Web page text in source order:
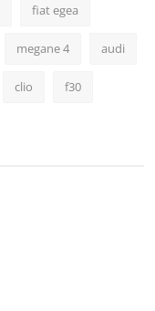
fiat egea
megane 4 audi
clio f30